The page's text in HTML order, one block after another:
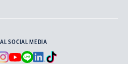
ナリズム研究所
する奨学金
ネットワーク
・大学院案内
ル・アイデンティティ
SOCIAL MEDIA